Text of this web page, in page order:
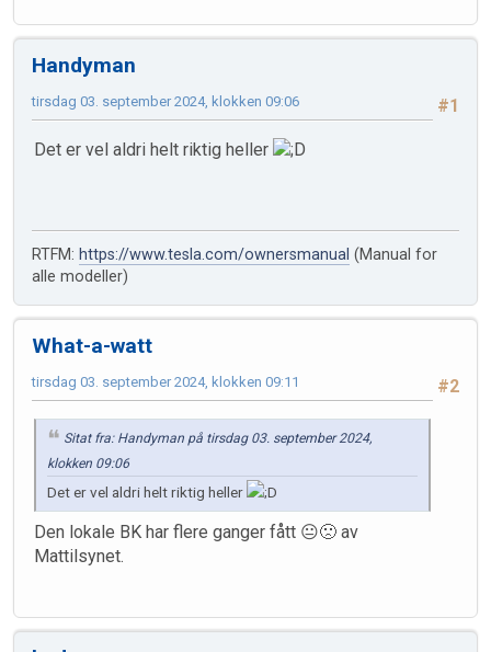
Handyman
#1
tirsdag 03. september 2024, klokken 09:06
Det er vel aldri helt riktig heller
RTFM: https://www.tesla.com/ownersmanual (Manual for
alle modeller)
What-a-watt
#2
tirsdag 03. september 2024, klokken 09:11
Sitat fra: Handyman på tirsdag 03. september 2024,
klokken 09:06
Det er vel aldri helt riktig heller
Den lokale BK har flere ganger fått 😐🙁 av
Mattilsynet.